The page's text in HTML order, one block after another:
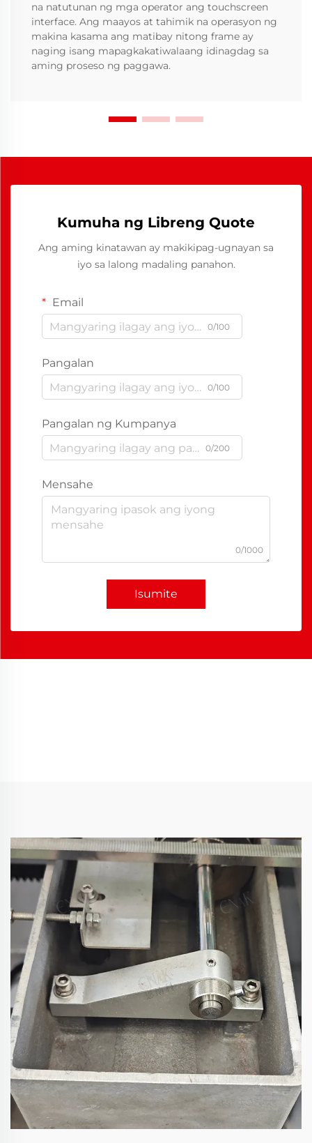
na natutunan ng mga operator ang touchscreen
interface. Ang maayos at tahimik na operasyon ng
makina kasama ang matibay nitong frame ay
naging isang mapagkakatiwalaang idinagdag sa
aming proseso ng paggawa.
Kumuha ng Libreng Quote
Ang aming kinatawan ay makikipag-ugnayan sa
iyo sa lalong madaling panahon.
Email
0/100
Pangalan
0/100
Pangalan ng Kumpanya
0/200
Mensahe
0/1000
Isumite